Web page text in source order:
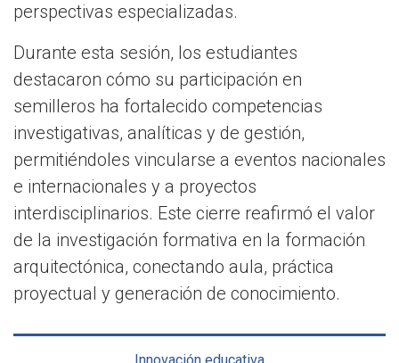
perspectivas especializadas.
Durante esta sesión, los estudiantes
destacaron cómo su participación en
semilleros ha fortalecido competencias
investigativas, analíticas y de gestión,
permitiéndoles vincularse a eventos nacionales
e internacionales y a proyectos
interdisciplinarios. Este cierre reafirmó el valor
de la investigación formativa en la formación
arquitectónica, conectando aula, práctica
proyectual y generación de conocimiento.